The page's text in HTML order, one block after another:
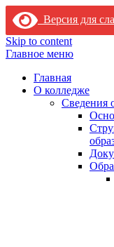
Версия для
Skip to content
Главное меню
Главная
О колледже
Сведения